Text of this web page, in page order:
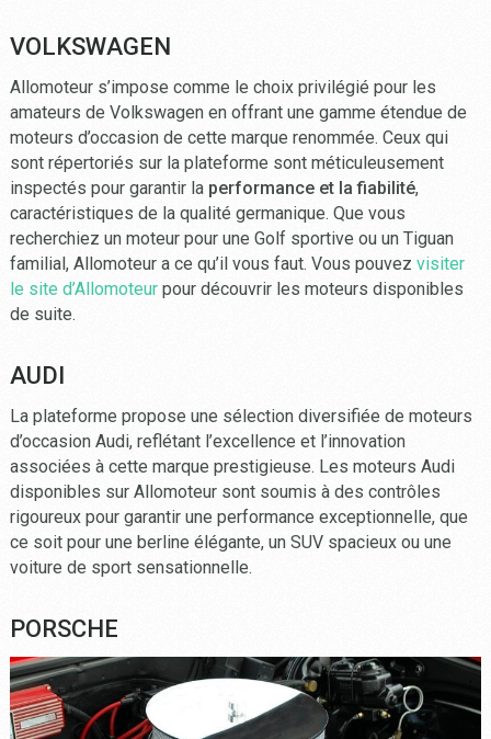
VOLKSWAGEN
Allomoteur s’impose comme le choix privilégié pour les
amateurs de Volkswagen en offrant une gamme étendue de
moteurs d’occasion de cette marque renommée. Ceux qui
sont répertoriés sur la plateforme sont méticuleusement
inspectés pour garantir la performance et la fiabilité,
caractéristiques de la qualité germanique. Que vous
recherchiez un moteur pour une Golf sportive ou un Tiguan
familial, Allomoteur a ce qu’il vous faut. Vous pouvez visiter
le site d’Allomoteurpour découvrir les moteurs disponibles
de suite.
AUDI
La plateforme propose une sélection diversifiée de moteurs
d’occasion Audi, reflétant l’excellence et l’innovation
associées à cette marque prestigieuse. Les moteurs Audi
disponibles sur Allomoteur sont soumis à des contrôles
rigoureux pour garantir une performance exceptionnelle, que
ce soit pour une berline élégante, un SUV spacieux ou une
voiture de sport sensationnelle.
PORSCHE